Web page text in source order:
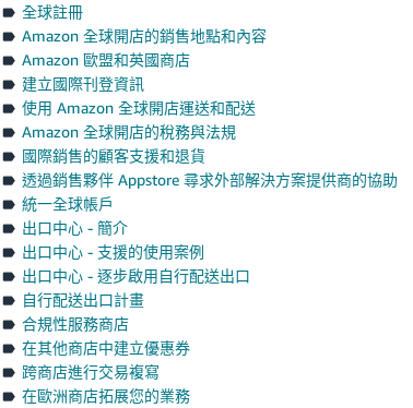
全球註冊
Amazon 全球開店的銷售地點和內容
Amazon 歐盟和英國商店
建立國際刊登資訊
使用 Amazon 全球開店運送和配送
Amazon 全球開店的稅務與法規
國際銷售的顧客支援和退貨
透過銷售夥伴 Appstore 尋求外部解決方案提供商的協助
統一全球帳戶
出口中心 - 簡介
出口中心 - 支援的使用案例
出口中心 - 逐步啟用自行配送出口
自行配送出口計畫
合規性服務商店
在其他商店中建立優惠券
跨商店進行交易複寫
在歐洲商店拓展您的業務